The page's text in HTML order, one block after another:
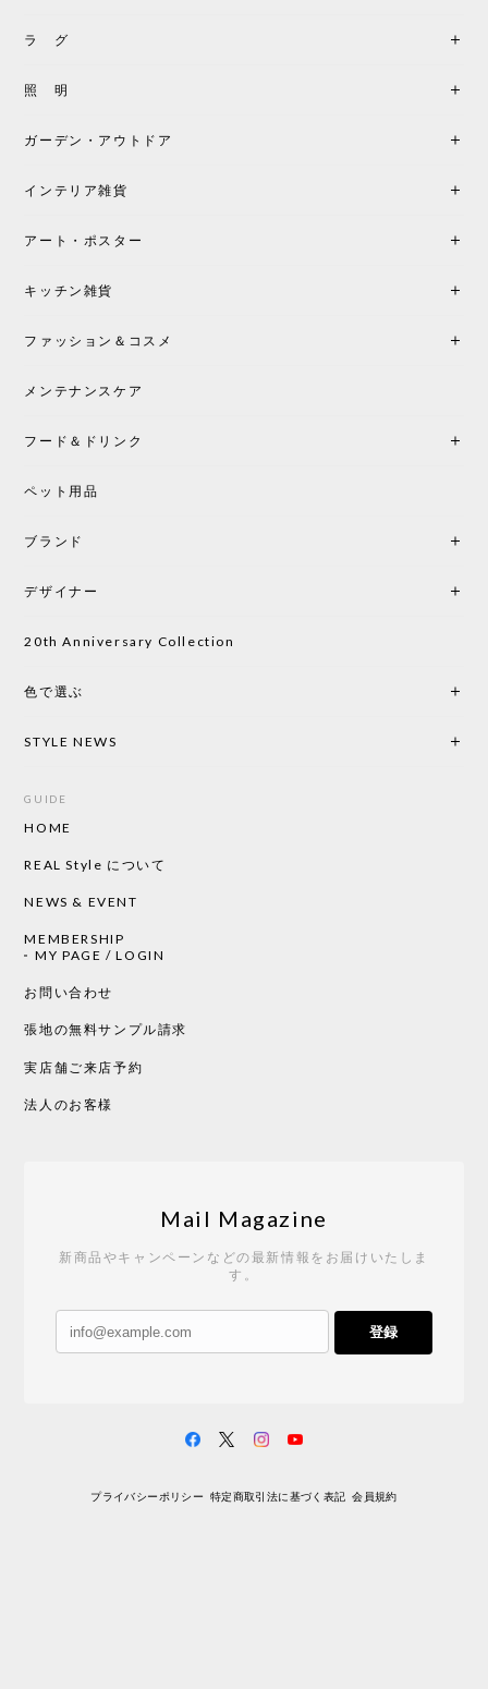
ラ グ
照 明
ガーデン・アウトドア
インテリア雑貨
アート・ポスター
キッチン雑貨
ファッション＆コスメ
メンテナンスケア
フード＆ドリンク
ペット用品
ブランド
デザイナー
20th Anniversary Collection
色で選ぶ
STYLE NEWS
GUIDE
HOME
REAL Style について
NEWS & EVENT
MEMBERSHIP
MY PAGE / LOGIN
お問い合わせ
張地の無料サンプル請求
実店舗ご来店予約
法人のお客様
Mail Magazine
新商品やキャンペーンなどの最新情報をお届けいたしま
す。
登録
プライバシーポリシー 特定商取引法に基づく表記 会員規約